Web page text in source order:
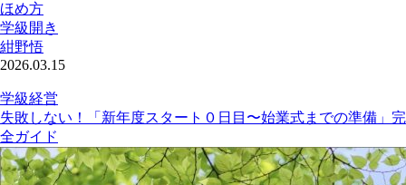
ほめ方
学級開き
紺野悟
2026.03.15
学級経営
失敗しない！「新年度スタート０日目〜始業式までの準備」完
全ガイド